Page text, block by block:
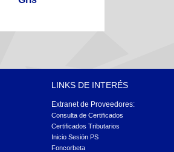
LINKS DE INTERÉS
Extranet de Proveedores:
Consulta de Certificados
Certificados Tributarios
Inicio Sesión PS
Foncorbeta